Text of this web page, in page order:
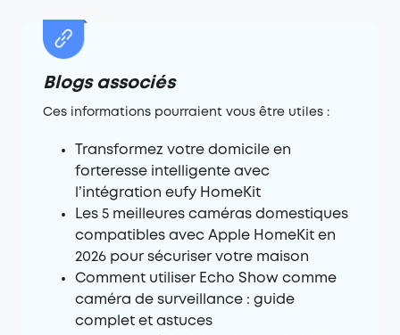
Blogs associés
Ces informations pourraient vous être utiles :
Transformez votre domicile en
forteresse intelligente avec
l’intégration eufy HomeKit
Les 5 meilleures caméras domestiques
compatibles avec Apple HomeKit en
2026 pour sécuriser votre maison
Comment utiliser Echo Show comme
caméra de surveillance : guide
complet et astuces